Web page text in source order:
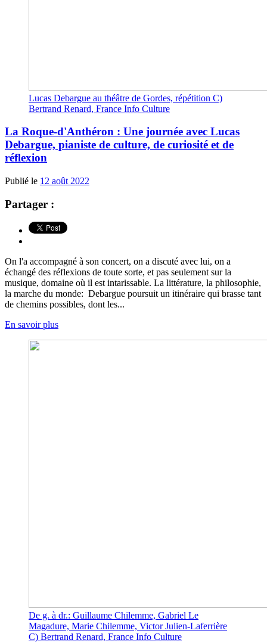
Lucas Debargue au théâtre de Gordes, répétition C)
Bertrand Renard, France Info Culture
La Roque-d'Anthéron : Une journée avec Lucas
Debargue, pianiste de culture, de curiosité et de
réflexion
Publié le 12 août 2022
Partager :
On l'a accompagné à son concert, on a discuté avec lui, on a
échangé des réflexions de toute sorte, et pas seulement sur la
musique, domaine où il est intarissable. La littérature, la philosophie,
la marche du monde: Debargue poursuit un itinéraire qui brasse tant
de chemins possibles, dont les...
En savoir plus
De g. à dr.: Guillaume Chilemme, Gabriel Le
Magadure, Marie Chilemme, Victor Julien-Laferrière
C) Bertrand Renard, France Info Culture